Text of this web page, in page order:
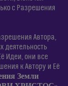
с Разрешения
Автора,
деятельность
Идеи, они все
к Автору и Её
Земли